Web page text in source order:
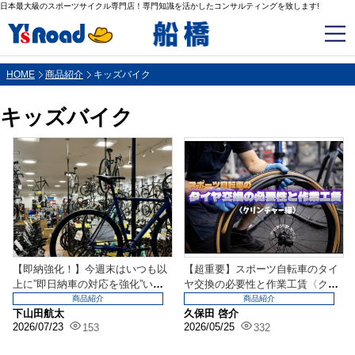
日本最大級のスポーツサイクル専門店！専門知識を活かしたコンサルティングを致します!
HOME 商品紹介 キッズバイク
キッズバイク
【即納強化！】今週末はいつも以
上に”即日納車の対応を強化”いた
下山田航太
2026/07/23
153
商品紹介
【超重要】スポーツ自転車のタイ
ヤ交換の必要性と作業工賃〈クリ
ンチャー編〉
久保田 啓介
2026/05/25
332
商品紹介